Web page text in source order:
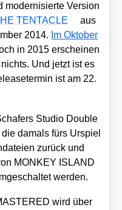
moder­ni­sier­te Ver­si­on
TENTACLE
aus
2014. Im Okto­ber
in 2015 erschei­nen
Und jetzt ist es
ist am 22.
Stu­dio Dou­ble
damals fürs Urspiel
zurück und
MONKEY ISLAND
wer­den.
wird über